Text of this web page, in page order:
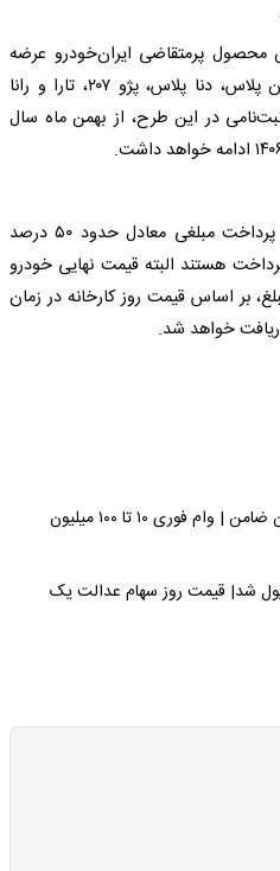
پرمتقاضی ایران‌خودرو عرضه
می‌شوند که شامل خودرو‌های سورن پلاس، دنا پلاس، پژو ۲۰۷، تارا و رانا
در این طرح، از بهمن ماه سال
متقاضیان در زمان ثبت‌نام ملزم به پرداخت مبلغی معادل حدود ۵۰ درصد
هستند البته قیمت نهایی خودرو
بر اساس قیمت روز کارخانه در زمان
خواهد شد.
وام برای یارانه بگیران بدون ضامن | وام فوری ۱۰ تا ۱۰۰ میلیون
شد| قیمت روز سهام عدالت یک